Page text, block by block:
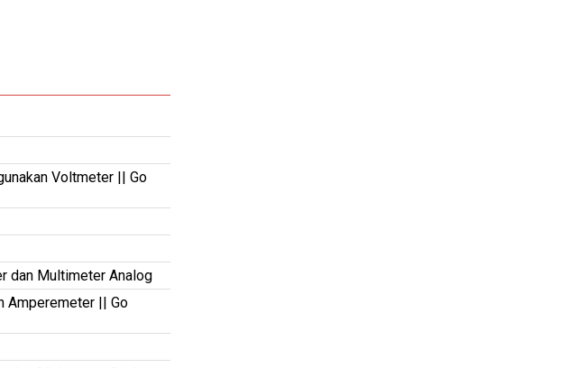
Voltmeter || Go
dan Multimeter Analog
Amperemeter || Go